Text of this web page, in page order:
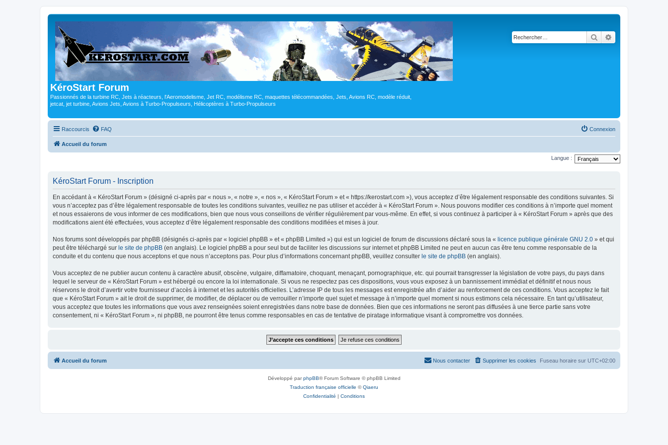
KéroStart Forum
Passionnés de la turbine RC, Jets à réacteurs, l'Aeromodelisme, Jet RC, modélisme RC, maquettes télécommandées, Jets, Avions RC, modèle réduit,
jetcat, jet turbine, Avions Jets, Avions à Turbo-Propulseurs, Hélicoptères à Turbo-Propulseurs
Rechercher
Raccourcis FAQ Connexion
Accueil du forum
Langue :
KéroStart Forum - Inscription
En accédant à « KéroStart Forum » (désigné ci-après par « nous », « notre », « nos », « KéroStart Forum » et « https://kerostart.com »), vous acceptez d’être légalement responsable des conditions suivantes. Si
vous n’acceptez pas d’être légalement responsable de toutes les conditions suivantes, veuillez ne pas utiliser et accéder à « KéroStart Forum ». Nous pouvons modifier ces conditions à n’importe quel moment
et nous essaierons de vous informer de ces modifications, bien que nous vous conseillons de vérifier régulièrement par vous-même. En effet, si vous continuez à participer à « KéroStart Forum » après que des
modifications aient été effectuées, vous acceptez d’être légalement responsable des conditions modifiées et mises à jour.
Nos forums sont développés par phpBB (désignés ci-après par « logiciel phpBB » et « phpBB Limited ») qui est un logiciel de forum de discussions déclaré sous la « licence publique générale GNU 2.0 » et qui
peut être téléchargé sur le site de phpBB (en anglais). Le logiciel phpBB a pour seul but de faciliter les discussions sur internet et phpBB Limited ne peut en aucun cas être tenu comme responsable de la
conduite et du contenu que nous acceptons et que nous n’acceptons pas. Pour plus d’informations concernant phpBB, veuillez consulter le site de phpBB (en anglais).
Vous acceptez de ne publier aucun contenu à caractère abusif, obscène, vulgaire, diffamatoire, choquant, menaçant, pornographique, etc. qui pourrait transgresser la législation de votre pays, du pays dans
lequel le serveur de « KéroStart Forum » est hébergé ou encore la loi internationale. Si vous ne respectez pas ces dispositions, vous vous exposez à un bannissement immédiat et définitif et nous nous
réservons le droit d’avertir votre fournisseur d’accès à internet et les autorités officielles. L’adresse IP de tous les messages est enregistrée afin d’aider au renforcement de ces conditions. Vous acceptez le fait
que « KéroStart Forum » ait le droit de supprimer, de modifier, de déplacer ou de verrouiller n’importe quel sujet et message à n’importe quel moment si nous estimons cela nécessaire. En tant qu’utilisateur,
vous acceptez que toutes les informations que vous avez renseignées soient enregistrées dans notre base de données. Bien que ces informations ne seront pas diffusées à une tierce partie sans votre
consentement, ni « KéroStart Forum », ni phpBB, ne pourront être tenus comme responsables en cas de tentative de piratage informatique visant à compromettre vos données.
Accueil du forum Fuseau horaire sur UTC+02:00
Supprimer les cookies
Nous contacter
Développé parphpBB® Forum Software © phpBB Limited
Traduction française officielle ©Qiaeru
Confidentialité | Conditions